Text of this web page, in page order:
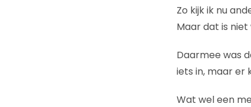
Zo kijk ik nu
Maar dat is
Daarmee was
iets in, maar er
Wat wel een